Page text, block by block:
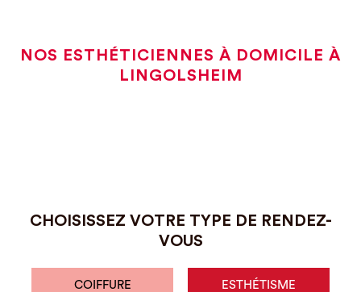
NOS ESTHÉTICIENNES À DOMICILE À
LINGOLSHEIM
CHOISISSEZ VOTRE TYPE DE RENDEZ-
VOUS
COIFFURE ESTHÉTISME